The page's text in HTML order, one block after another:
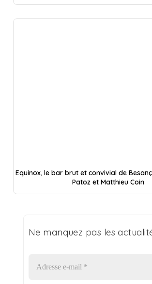
Equinox, le bar brut et convivial de
Patoz et Matthieu Coin
Ne manquez pas les